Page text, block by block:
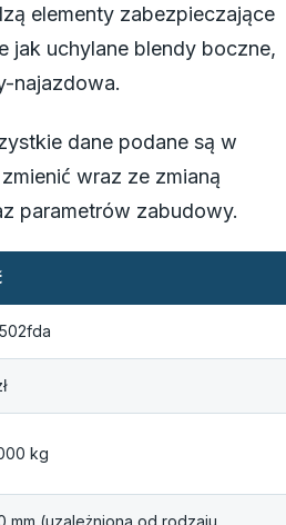
elementy zabezpieczające
jak uchylane blendy boczne,
najazdowa.
dane podane są w
wraz ze zmianą
parametrów zabudowy.
kg